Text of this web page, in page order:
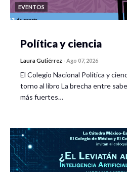
Sesión 1:
Dinámica de presentación de
Exposición teórica inicial: ¿qué es
Diálogo breve con preguntas
bordado botánico (paso atrás,
Sesión 2:
EVENTOS
Política y ciencia
Laura Gutiérrez -Ago 07, 2026
El Colegio Nacional Política y
torno al libro La brecha entre
más fuertes…